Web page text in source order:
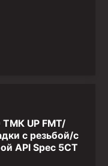
UP FMT/
с резьбой/с
API Spec 5CT